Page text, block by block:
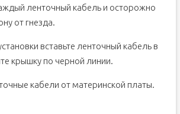
ленточный кабель и осторожно
от гнезда.
вставьте ленточный кабель в
крышку по черной линии.
кабели от материнской платы.